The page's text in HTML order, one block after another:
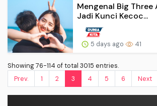
Mengenal Big
Jadi Kunci Kecoc...
5 days ago 41
Showing 76-114 of total 3015 entries.
Prev.
1 2 3 4 5 6 Next